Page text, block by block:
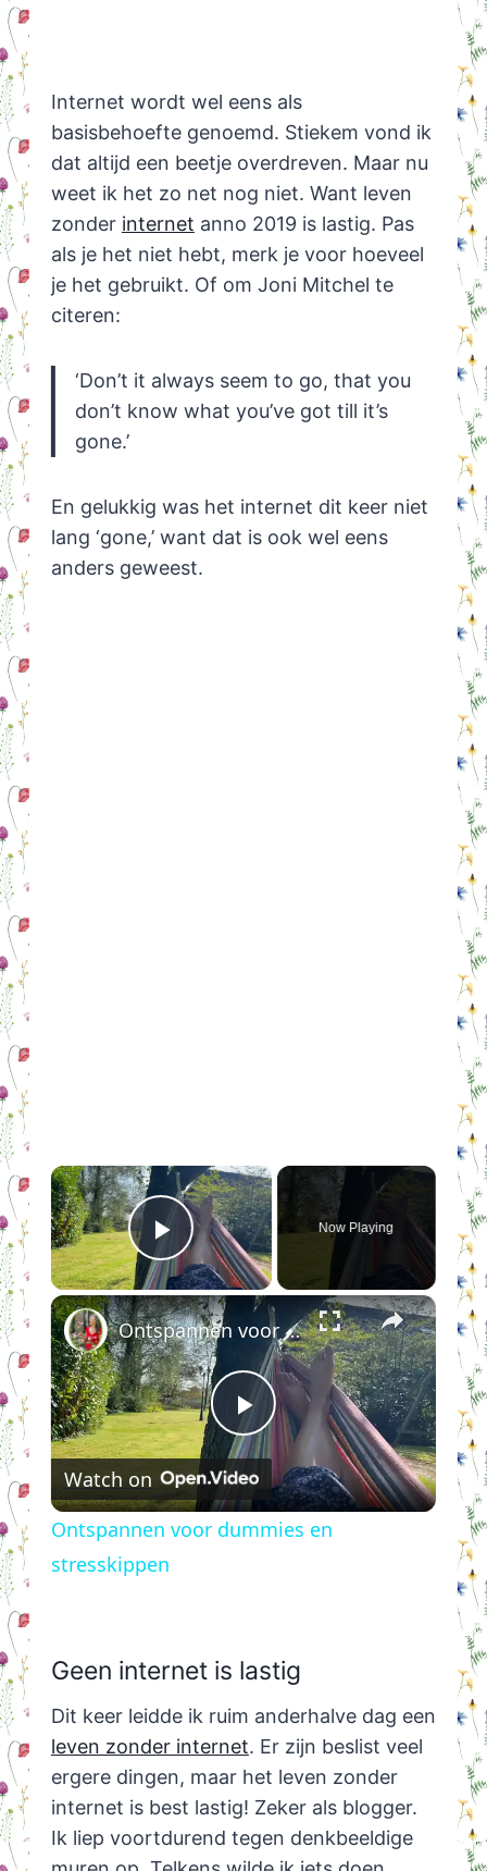
Internet wordt wel eens als
basisbehoefte genoemd. Stiekem vond ik
dat altijd een beetje overdreven. Maar nu
weet ik het zo net nog niet. Want leven
zonder internet anno 2019 is lastig. Pas
als je het niet hebt, merk je voor hoeveel
je het gebruikt. Of om Joni Mitchel te
citeren:
‘Don’t it always seem to go, that you
don’t know what you’ve got till it’s
gone.’
En gelukkig was het internet dit keer niet
lang ‘gone,’ want dat is ook wel eens
anders geweest.
×
Play Video
Now Playing
×
Play
Video
Ontspannen voor dummies en stresskippen
Watch on
Ontspannen voor dummies en
stresskippen
Geen internet is lastig
Dit keer leidde ik ruim anderhalve dag een
leven zonder internet. Er zijn beslist veel
ergere dingen, maar het leven zonder
internet is best lastig! Zeker als blogger.
Ik liep voortdurend tegen denkbeeldige